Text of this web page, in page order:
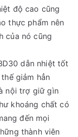
độ cao cũng
thực phẩm nên
của nó cũng
dẫn nhiệt tốt
giảm hẳn
nội trợ giữ gìn
khoáng chất có
đến mọi
thành viên